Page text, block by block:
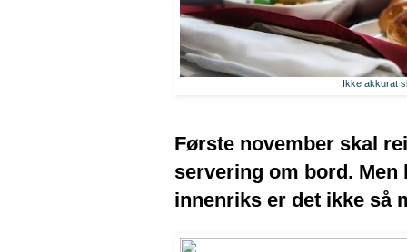
Ikke akkurat
Første november skal
servering om bord.
innenriks er det ikke så